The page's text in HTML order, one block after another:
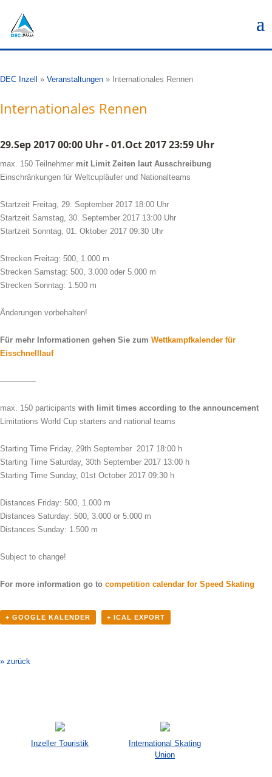
DEC Inzell » Veranstaltungen » Internationales Rennen
Internationales Rennen
29.Sep 2017 00:00 Uhr - 01.Oct 2017 23:59 Uhr
max. 150 Teilnehmer mit Limit Zeiten laut Ausschreibung
Einschränkungen für Weltcupläufer und Nationalteams
Startzeit Freitag, 29. September 2017 18:00 Uhr
Startzeit Samstag, 30. September 2017 13:00 Uhr
Startzeit Sonntag, 01. Oktober 2017 09:30 Uhr
Strecken Freitag: 500, 1.000 m
Strecken Samstag: 500, 3.000 oder 5.000 m
Strecken Sonntag: 1.500 m
Änderungen vorbehalten!
Für mehr Informationen gehen Sie zum Wettkampfkalender für
Eisschnelllauf
————–
max. 150 participants with limit times according to the announcement
Limitations World Cup starters and national teams
Starting Time Friday, 29th September 2017 18:00 h
Starting Time Saturday, 30th September 2017 13:00 h
Starting Time Sunday, 01st October 2017 09:30 h
Distances Friday: 500, 1.000 m
Distances Saturday: 500, 3.000 or 5.000 m
Distances Sunday: 1.500 m
Subject to change!
For more information go to competition calendar for Speed Skating
+ GOOGLE KALENDER + ICAL EXPORT
» zurück
Inzeller Touristik
International Skating
Union